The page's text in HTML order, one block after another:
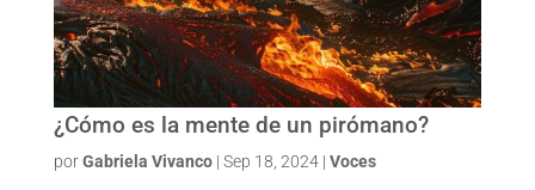
¿Cómo es la mente de un pirómano?
porGabriela Vivanco| Sep 18, 2024| Voces